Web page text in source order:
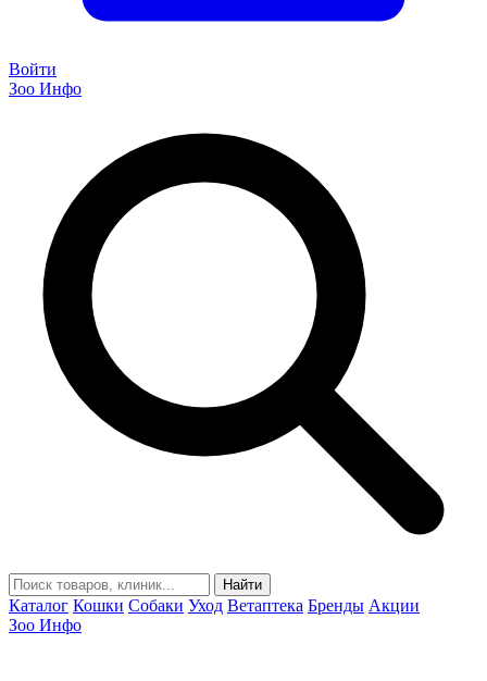
Войти
Зоо Инфо
Найти
Каталог Кошки Собаки Уход Ветаптека Бренды Акции
Зоо Инфо